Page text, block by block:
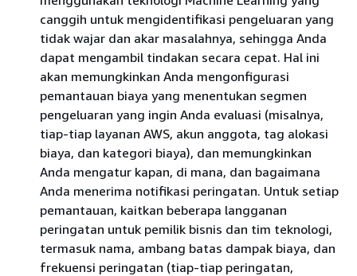
canggih untuk mengidentifikasi pengeluaran yang
tidak wajar dan akar masalahnya, sehingga Anda
dapat mengambil tindakan secara cepat. Hal ini
akan memungkinkan Anda mengonfigurasi
pemantauan biaya yang menentukan segmen
pengeluaran yang ingin Anda evaluasi (misalnya,
tiap-tiap layanan AWS, akun anggota, tag alokasi
biaya, dan kategori biaya), dan memungkinkan
Anda mengatur kapan, di mana, dan bagaimana
Anda menerima notifikasi peringatan. Untuk setiap
pemantauan, kaitkan beberapa langganan
peringatan untuk pemilik bisnis dan tim teknologi,
termasuk nama, ambang batas dampak biaya, dan
frekuensi peringatan (tiap-tiap peringatan,